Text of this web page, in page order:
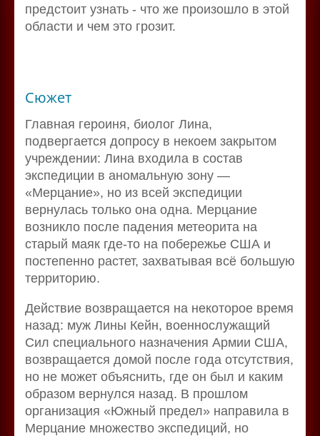
предстоит узнать - что же произошло в этой
области и чем это грозит.
Сюжет
Главная героиня, биолог Лина,
подвергается допросу в некоем закрытом
учреждении: Лина входила в состав
экспедиции в аномальную зону —
«Мерцание», но из всей экспедиции
вернулась только она одна. Мерцание
возникло после падения метеорита на
старый маяк где-то на побережье США и
постепенно растет, захватывая всё большую
территорию.
Действие возвращается на некоторое время
назад: муж Лины Кейн, военнослужащий
Сил специального назначения Армии США,
возвращается домой после года отсутствия,
но не может объяснить, где он был и каким
образом вернулся назад. В прошлом
организация «Южный предел» направила в
Мерцание множество экспедиций, но